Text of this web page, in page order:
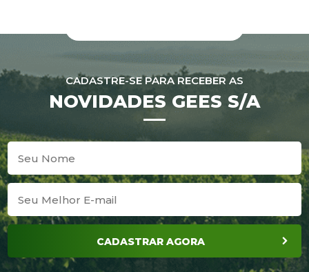
CADASTRE-SE PARA RECEBER AS
NOVIDADES GEES S/A
CADASTRAR AGORA